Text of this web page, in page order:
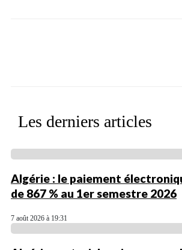
Les derniers articles
Algérie : le paiement
de 867 % au 1er semestre 2026
7 août 2026 à 19:31